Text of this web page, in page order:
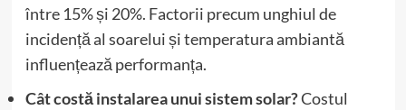
între 15% și 20%. Factorii precum unghiul de
incidență al soarelui și temperatura ambiantă
influențează performanța.
Cât costă instalarea unui sistem solar?Costul